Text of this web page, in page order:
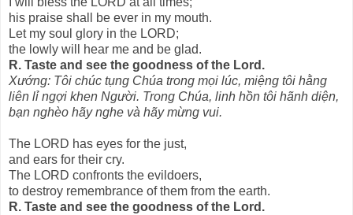
his praise shall be ever in my mouth.
Let my soul glory in the LORD;
the lowly will hear me and be glad.
R. Taste and see the goodness of the Lord.
Xướng: Tôi chúc tụng Chúa trong mọi lúc, miệng tôi hằng
liên lỉ ngợi khen Người. Trong Chúa, linh hồn tôi hãnh diện,
bạn nghèo hãy nghe và hãy mừng vui.
The LORD has eyes for the just,
and ears for their cry.
The LORD confronts the evildoers,
to destroy remembrance of them from the earth.
R. Taste and see the goodness of the Lord.